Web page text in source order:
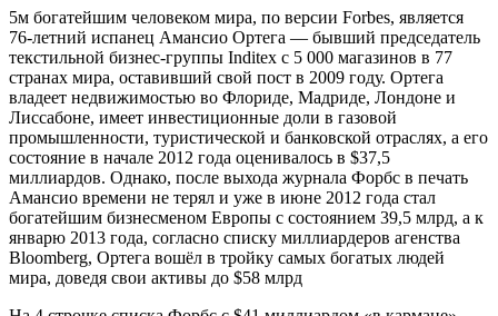
5м богатейшим человеком мира, по версии Forbes, является
76-летний испанец Амансио Ортега — бывший председатель
текстильной бизнес-группы Inditex с 5 000 магазинов в 77
странах мира, оставивший свой пост в 2009 году. Ортега
владеет недвижимостью во Флориде, Мадриде, Лондоне и
Лиссабоне, имеет инвестиционные доли в газовой
промышленности, туристической и банковской отраслях, а его
состояние в начале 2012 года оценивалось в $37,5
миллиардов. Однако, после выхода журнала Форбс в печать
Амансио времени не терял и уже в июне 2012 года стал
богатейшим бизнесменом Европы с состоянием 39,5 млрд, а к
январю 2013 года, согласно списку миллиардеров агенства
Bloomberg, Ортега вошёл в тройку самых богатых людей
мира, доведя свои активы до $58 млрд